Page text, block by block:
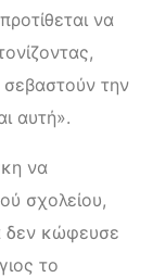
να
την
αυτή».
να
σχολείου,
δεν κώφευσε
το